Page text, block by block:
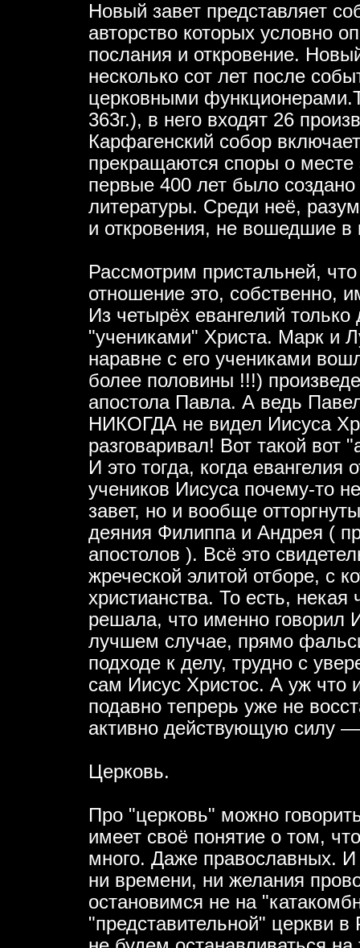
Новый завет представляет
авторство которых условно
послания и откровение.
несколько сот лет после
церковными
363г.), в него входят 26
Карфагенский собор
прекращаются споры о месте
первые 400 лет было
литературы. Среди неё,
и откровения, не вошедшие в
Рассмотрим пристальней,
отношение это, собственно,
Из четырёх евангелий
"учениками" Христа. Марк и
наравне с его учениками
более половины !!!)
апостола Павла. А ведь
НИКОГДА не видел Иисуса
разговаривал! Вот такой вот
И это тогда, когда
учеников Иисуса почему-то
завет, но и вообще
деяния Филиппа и Андрея (
апостолов ). Всё это
жреческой элитой отборе, с
христианства. То есть, некая
решала, что именно говорил
лучшем случае, прямо
подходе к делу, трудно с
сам Иисус Христос. А уж что
подавно тепрерь уже не
активно действующую силу
Церковь.
Про "церковь" можно
имеет своё понятие о том,
много. Даже православных. И
ни времени, ни желания
остановимся не на
"представительной" церкви